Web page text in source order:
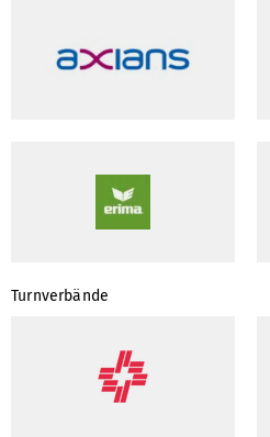
Turnverbände